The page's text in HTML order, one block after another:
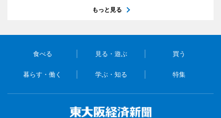
もっと見る
食べる 見る・遊ぶ 買う
暮らす・働く 学ぶ・知る 特集